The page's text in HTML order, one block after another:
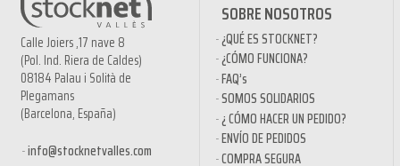
Calle Joiers ,17 nave 8
(Pol. Ind. Riera de Caldes)
08184 Palau i Solità de
Plegamans
(Barcelona, España)
info@stocknetvalles.com
SOBRE NOSOTROS
¿QUÉ ES STOCKNET?
¿CÓMO FUNCIONA?
FAQ’s
SOMOS SOLIDARIOS
¿ CÓMO HACER UN PEDIDO?
ENVÍO DE PEDIDOS
COMPRA SEGURA